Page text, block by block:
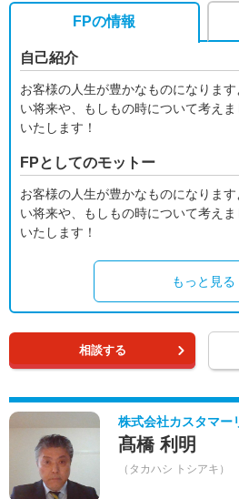
FPの情報
自己紹介
お客様の人生が豊かなものになりま
い将来や、もしもの時について考え
いたします！
FPとしてのモットー
お客様の人生が豊かなものになりま
い将来や、もしもの時について考え
いたします！
もっと見る
相談する
株式会社カスタマー
髙橋 利明
（タカハシ トシアキ）